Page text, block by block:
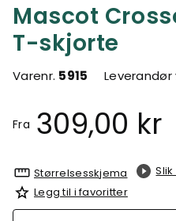
Mascot
T-skjorte
Varenr. 5915 Leverandør
Fra 309,00 kr
Størrelsesskjema
Legg til i favoritter